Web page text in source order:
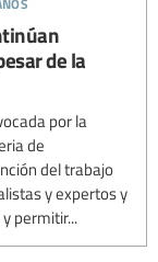
de la
por la
de
del trabajo
y expertos y
permitir...